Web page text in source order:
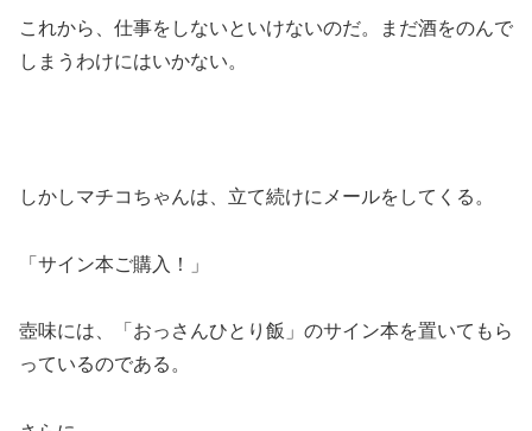
これから、仕事をしないといけないのだ。まだ酒をのんで
しまうわけにはいかない。
しかしマチコちゃんは、立て続けにメールをしてくる。
「サイン本ご購入！」
壺味には、「おっさんひとり飯」のサイン本を置いてもら
っているのである。